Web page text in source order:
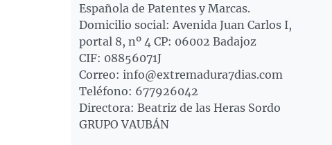
Española de Patentes y Marcas.
Domicilio social: Avenida Juan Carlos I,
portal 8, nº 4 CP: 06002 Badajoz
CIF: 08856071J
Correo: info@extremadura7dias.com
Teléfono: 677926042
Directora: Beatriz de las Heras Sordo
GRUPO VAUBÁN